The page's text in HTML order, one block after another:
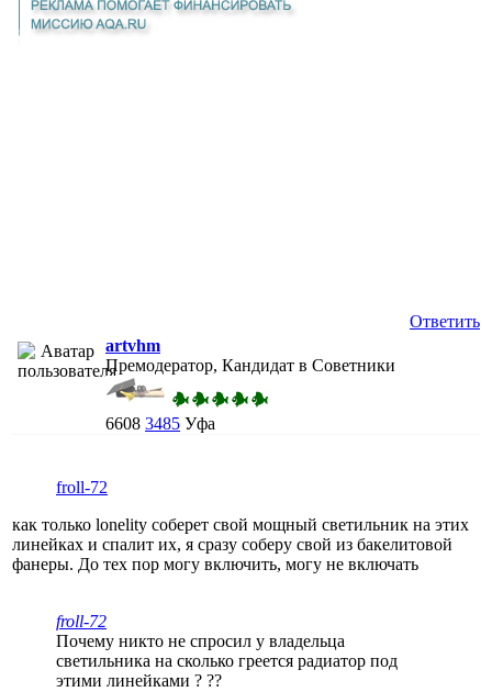
Ответить
artvhm
Премодератор, Кандидат в Советники
6608 3485 Уфа
froll-72
как только lonelity соберет свой мощный светильник на этих
линейках и спалит их, я сразу соберу свой из бакелитовой
фанеры. До тех пор могу включить, могу не включать
froll-72
Почему никто не спросил у владельца
светильника на сколько греется радиатор под
этими линейками ? ??